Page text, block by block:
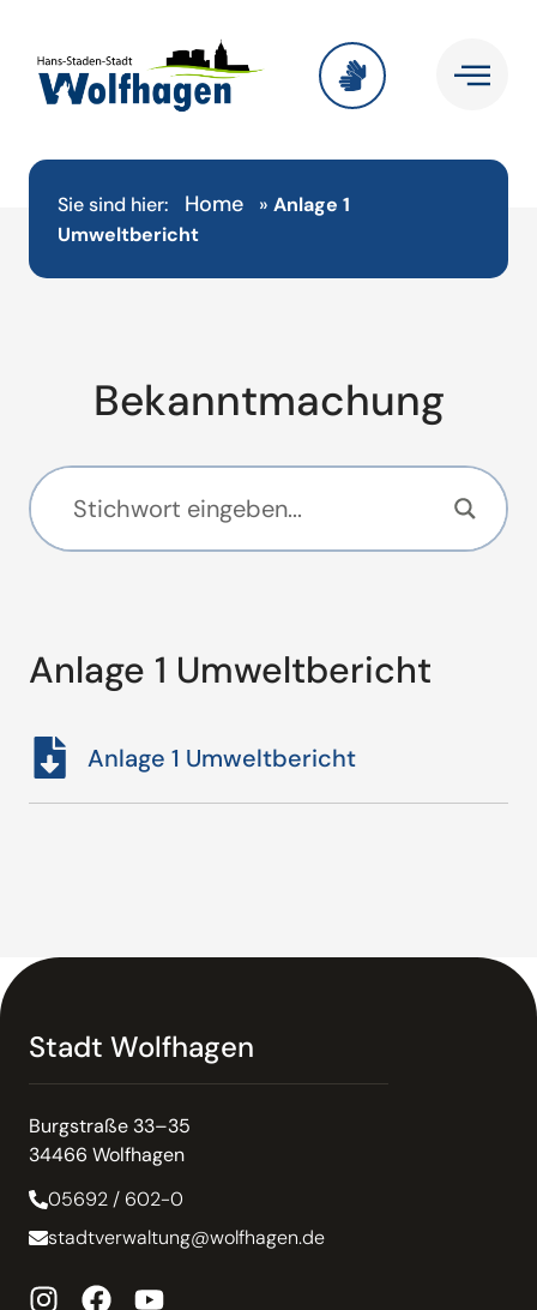
Sie sind hier: Home » Anlage 1
Umweltbericht
Bekanntmachung
Anlage 1 Umweltbericht
Anlage 1 Umweltbericht
Stadt Wolfhagen
Burgstraße 33–35
34466 Wolfhagen
05692 / 602-0
stadtverwaltung@wolfhagen.de